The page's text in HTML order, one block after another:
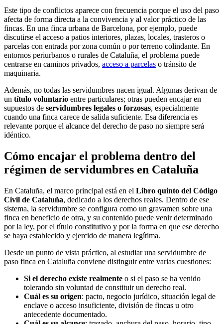
Este tipo de conflictos aparece con frecuencia porque el uso del paso
afecta de forma directa a la convivencia y al valor práctico de las
fincas. En una finca urbana de Barcelona, por ejemplo, puede
discutirse el acceso a patios interiores, plazas, locales, trasteros o
parcelas con entrada por zona común o por terreno colindante. En
entornos periurbanos o rurales de Cataluña, el problema puede
centrarse en caminos privados, acceso a parcelas o tránsito de
maquinaria.
Además, no todas las servidumbres nacen igual. Algunas derivan de
un título voluntario entre particulares; otras pueden encajar en
supuestos de servidumbres legales o forzosas, especialmente
cuando una finca carece de salida suficiente. Esa diferencia es
relevante porque el alcance del derecho de paso no siempre será
idéntico.
Cómo encajar el problema dentro del
régimen de servidumbres en Cataluña
En Cataluña, el marco principal está en el Libro quinto del Código
Civil de Cataluña, dedicado a los derechos reales. Dentro de ese
sistema, la servidumbre se configura como un gravamen sobre una
finca en beneficio de otra, y su contenido puede venir determinado
por la ley, por el título constitutivo y por la forma en que ese derecho
se haya establecido y ejercido de manera legítima.
Desde un punto de vista práctico, al estudiar una servidumbre de
paso finca en Cataluña conviene distinguir entre varias cuestiones:
Si el derecho existe realmente o si el paso se ha venido
tolerando sin voluntad de constituir un derecho real.
Cuál es su origen: pacto, negocio jurídico, situación legal de
enclave o acceso insuficiente, división de fincas u otro
antecedente documentado.